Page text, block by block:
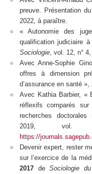
preuve. Présentation
2022, à paraître.
« Autonomie des
qualification judiciaire à
Sociologie , vol. 12, n°
Avec Anne-Sophie
offres à dimension
d’assurance en santé »,
Avec Kathia Barbier, «
réflexifs comparés
recherches doctorales
2019, vol.
https://
Devenir expert, rester
sur l’exercice de la
2017 deSociologie